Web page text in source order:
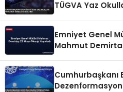
TÜGVA Yaz
Emniyet Genel
Mahmut
Cumhurbaşkanı